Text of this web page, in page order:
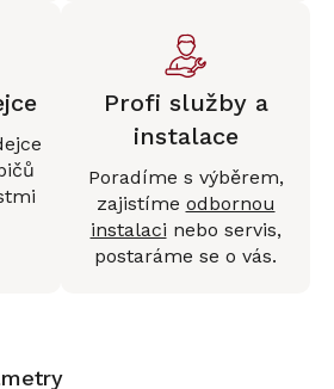
Profi služby a
instalace
Poradíme s výběrem,
zajistíme odbornou
instalaci nebo servis,
postaráme se o vás.